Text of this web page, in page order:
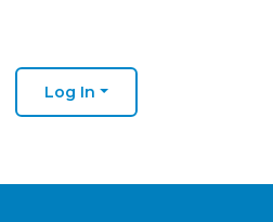
Log In